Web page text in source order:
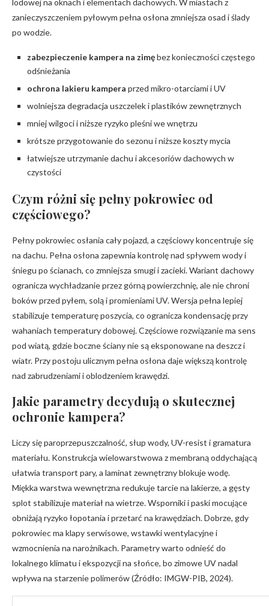
lodowej na oknach i elementach dachowych. W miastach z
zanieczyszczeniem pyłowym pełna osłona zmniejsza osad i ślady
po wodzie.
zabezpieczenie kampera na zimębez konieczności częstego
odśnieżania
ochrona lakieru kampera przed mikro-otarciami i UV
wolniejsza degradacja uszczelek i plastików zewnętrznych
mniej wilgoci i niższe ryzyko pleśni we wnętrzu
krótsze przygotowanie do sezonu i niższe koszty mycia
łatwiejsze utrzymanie dachu i akcesoriów dachowych w
czystości
Czym różni się pełny pokrowiec od
częściowego?
Pełny pokrowiec osłania cały pojazd, a częściowy koncentruje się
na dachu. Pełna osłona zapewnia kontrolę nad spływem wody i
śniegu po ścianach, co zmniejsza smugi i zacieki. Wariant dachowy
ogranicza wychładzanie przez górną powierzchnię, ale nie chroni
boków przed pyłem, solą i promieniami UV. Wersja pełna lepiej
stabilizuje temperaturę poszycia, co ogranicza kondensację przy
wahaniach temperatury dobowej. Częściowe rozwiązanie ma sens
pod wiatą, gdzie boczne ściany nie są eksponowane na deszcz i
wiatr. Przy postoju ulicznym pełna osłona daje większą kontrolę
nad zabrudzeniami i oblodzeniem krawędzi.
Jakie parametry decydują o skutecznej
ochronie kampera?
Liczy się paroprzepuszczalność, słup wody, UV-resist i gramatura
materiału. Konstrukcja wielowarstwowa z membraną oddychającą
ułatwia transport pary, a laminat zewnętrzny blokuje wodę.
Miękka warstwa wewnętrzna redukuje tarcie na lakierze, a gęsty
splot stabilizuje materiał na wietrze. Wsporniki i paski mocujące
obniżają ryzyko łopotania i przetarć na krawędziach. Dobrze, gdy
pokrowiec ma klapy serwisowe, wstawki wentylacyjne i
wzmocnienia na narożnikach. Parametry warto odnieść do
lokalnego klimatu i ekspozycji na słońce, bo zimowe UV nadal
wpływa na starzenie polimerów (Źródło: IMGW-PIB, 2024).